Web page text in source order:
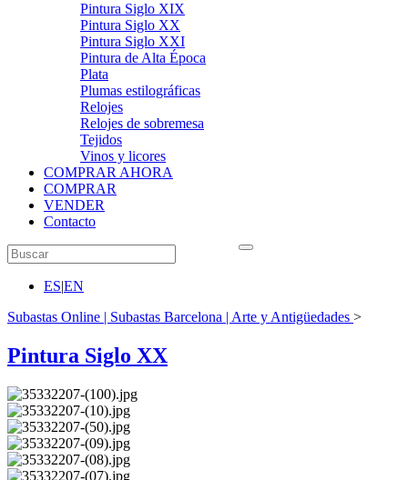
Pintura Siglo XIX
Pintura Siglo XX
Pintura Siglo XXI
Pintura de Alta Época
Plata
Plumas estilográficas
Relojes
Relojes de sobremesa
Tejidos
Vinos y licores
COMPRAR AHORA
COMPRAR
VENDER
Contacto
ES|EN
Subastas Online | Subastas Barcelona | Arte y Antigüedades >
Pintura Siglo XX